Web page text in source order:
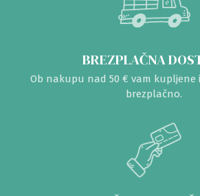
BREZPLAČNA
Ob nakupu nad 50 € vam kupljene
brezplačno.